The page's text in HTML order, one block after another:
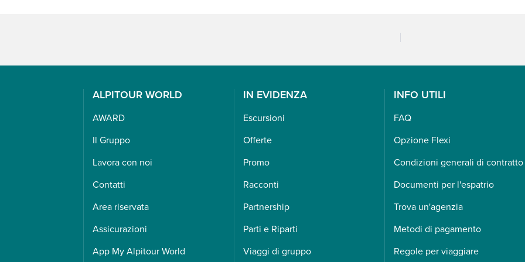
ALPITOUR WORLD
AWARD
Il Gruppo
Lavora con noi
Contatti
Area riservata
Assicurazioni
App My Alpitour World
IN EVIDENZA
Escursioni
Offerte
Promo
Racconti
Partnership
Parti e Riparti
Viaggi di gruppo
INFO UTILI
FAQ
Opzione Flexi
Condizioni generali di contratto
Documenti per l'espatrio
Trova un'agenzia
Metodi di pagamento
Regole per viaggiare